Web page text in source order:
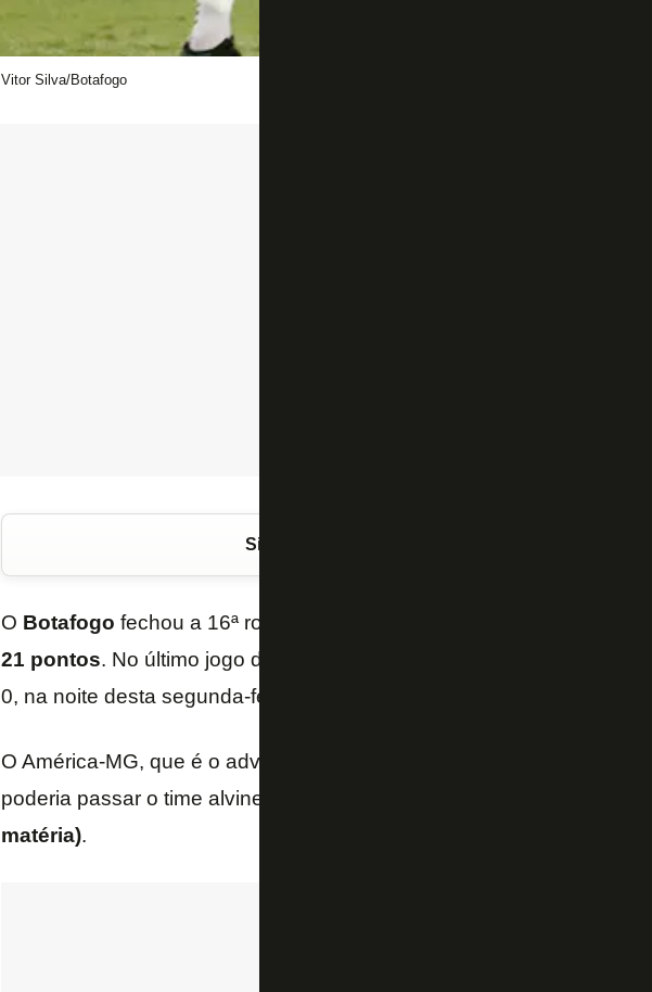
Vitor Silva/Botafogo
Siga o FogãoNET
O Botafogo fechou a 16ª rodada do
21 pontos. No último jogo da jornada, o
0, na noite desta segunda-feira (11/7), no Beira-Rio, com gol de
O América-MG, que é o adversário do Botafogo quinta-feira na
poderia passar o time alvinegro na classificação
matéria).